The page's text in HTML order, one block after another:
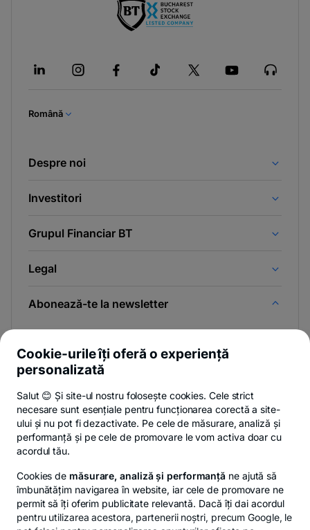
Română
Despre noi
Investitori
Grupul Financiar BT
Legal
Abonează-te la newsletter
Și afli primul noutățile de pe Newsroom & Blogul BT.
Poți renunța oricând,vezi detalii.
Privacy Hub Politica de confidențialitate Politica de cookies
© Copyright 2026 Banca Transilvania. Toate drepturile
Cookie-urile îți oferă o experiență
personalizată
Salut 😊 Și site-ul nostru folosește cookies. Cele strict
necesare sunt esențiale pentru funcționarea corectă a site-
ului și nu pot fi dezactivate. Pe cele de măsurare, analiză și
performanță și pe cele de promovare le vom activa doar cu
acordul tău.
Cookies de măsurare, analiză și performanță ne ajută să
îmbunătățim navigarea în website, iar cele de promovare ne
permit să îți oferim publicitate relevantă. Dacă îți dai acordul
pentru utilizarea acestora, partenerii noștri, precum Google, le